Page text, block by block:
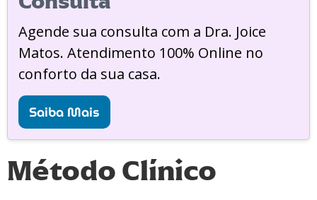
Agende sua consulta com a Dra. Joice
Matos. Atendimento 100% Online no
conforto da sua casa.
Saiba Mais
Método Clínico